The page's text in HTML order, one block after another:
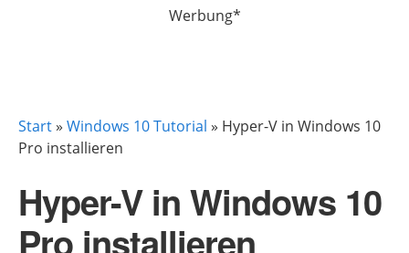
Werbung*
Start» Windows 10 Tutorial » Hyper-V in Windows 10
Pro installieren
Hyper-V in Windows 10
Pro installieren